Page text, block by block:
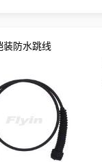
装防水跳线